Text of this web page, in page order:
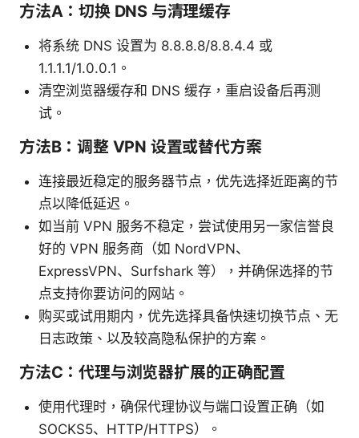
方法A：切换 DNS 与清理缓存
将系统 DNS 设置为 8.8.8.8/8.8.4.4 或
1.1.1.1/1.0.0.1。
清空浏览器缓存和 DNS 缓存，重启设备后再测
试。
方法B：调整 VPN 设置或替代方案
连接最近稳定的服务器节点，优先选择近距离的节
点以降低延迟。
如当前 VPN 服务不稳定，尝试使用另一家信誉良
好的 VPN 服务商（如 NordVPN、
ExpressVPN、Surfshark 等），并确保选择的节
点支持你要访问的网站。
购买或试用期内，优先选择具备快速切换节点、无
日志政策、以及较高隐私保护的方案。
方法C：代理与浏览器扩展的正确配置
使用代理时，确保代理协议与端口设置正确（如
SOCKS5、HTTP/HTTPS）。